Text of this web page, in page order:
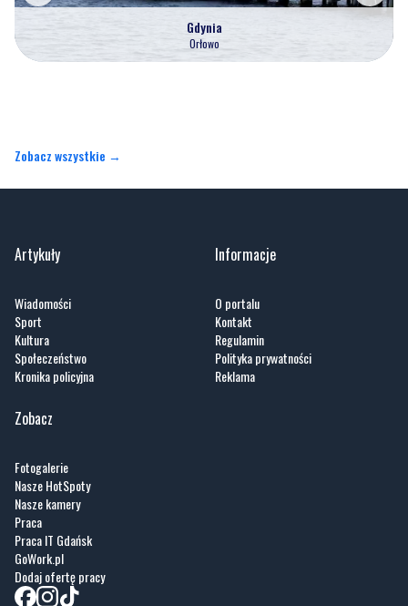
Gdynia
Orłowo
Zobacz wszystkie →
Artykuły
Wiadomości
Sport
Kultura
Społeczeństwo
Kronika policyjna
Informacje
O portalu
Kontakt
Regulamin
Polityka prywatności
Reklama
Zobacz
Fotogalerie
Nasze HotSpoty
Nasze kamery
Praca
Praca IT Gdańsk
GoWork.pl
Dodaj ofertę pracy